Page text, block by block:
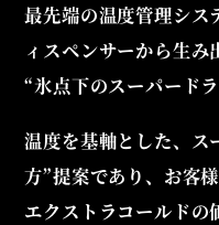
最先端の温度管理シス
ィスペンサーから生み
“氷点下のスーパードラ
温度を基軸とした、ス
方”提案であり、お客
エクストラコールドの